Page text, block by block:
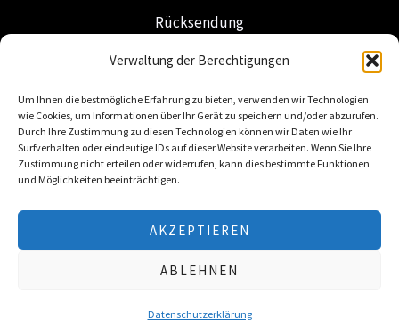
Verwaltung der Berechtigungen
Um Ihnen die bestmögliche Erfahrung zu bieten, verwenden wir Technologien
wie Cookies, um Informationen über Ihr Gerät zu speichern und/oder abzurufen.
Durch Ihre Zustimmung zu diesen Technologien können wir Daten wie Ihr
Surfverhalten oder eindeutige IDs auf dieser Website verarbeiten. Wenn Sie Ihre
Zustimmung nicht erteilen oder widerrufen, kann dies bestimmte Funktionen
und Möglichkeiten beeinträchtigen.
AKZEPTIEREN
ABLEHNEN
Datenschutzerklärung
Rücksendung
Versand & Lieferung
Niederländische Insignien
© 2026 Freemasonry Store – Freimaurer-Shop.